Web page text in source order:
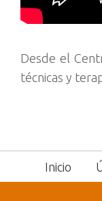
Desde el
técnicas y
Inicio